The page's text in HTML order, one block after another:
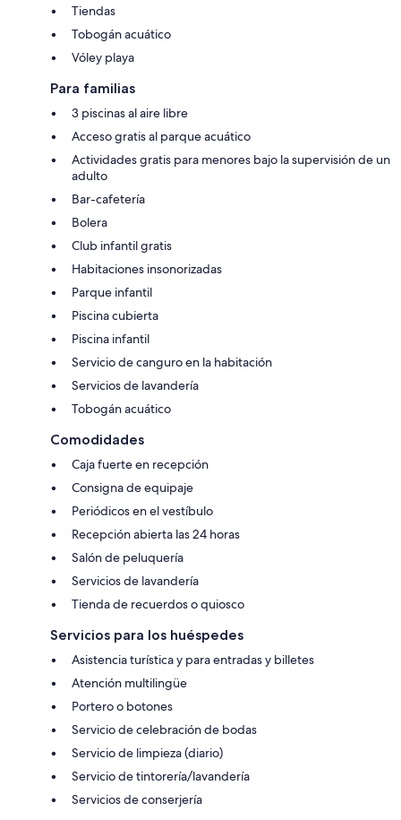
Tiendas
Tobogán acuático
Vóley playa
Para familias
3 piscinas al aire libre
Acceso gratis al parque acuático
Actividades gratis para menores bajo la supervisión de un
adulto
Bar-cafetería
Bolera
Club infantil gratis
Habitaciones insonorizadas
Parque infantil
Piscina cubierta
Piscina infantil
Servicio de canguro en la habitación
Servicios de lavandería
Tobogán acuático
Comodidades
Caja fuerte en recepción
Consigna de equipaje
Periódicos en el vestíbulo
Recepción abierta las 24 horas
Salón de peluquería
Servicios de lavandería
Tienda de recuerdos o quiosco
Servicios para los huéspedes
Asistencia turística y para entradas y billetes
Atención multilingüe
Portero o botones
Servicio de celebración de bodas
Servicio de limpieza (diario)
Servicio de tintorería/lavandería
Servicios de conserjería